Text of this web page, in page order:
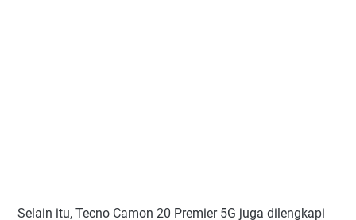
Selain itu, Tecno Camon 20 Premier 5G juga dilengkapi